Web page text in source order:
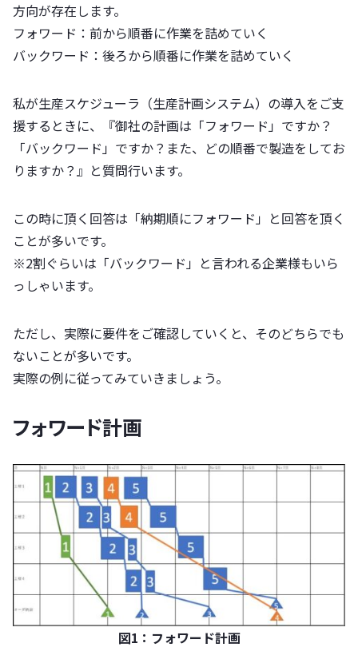
方向が存在します。
フォワード：前から順番に作業を詰めていく
バックワード：後ろから順番に作業を詰めていく
私が生産スケジューラ（生産計画システム）の導入をご支
援するときに、『御社の計画は「フォワード」ですか？
「バックワード」ですか？また、どの順番で製造をしてお
りますか？』と質問行います。
この時に頂く回答は「納期順にフォワード」と回答を頂く
ことが多いです。
※2割ぐらいは「バックワード」と言われる企業様もいら
っしゃいます。
ただし、実際に要件をご確認していくと、そのどちらでも
ないことが多いです。
実際の例に従ってみていきましょう。
フォワード計画
図1：フォワード計画